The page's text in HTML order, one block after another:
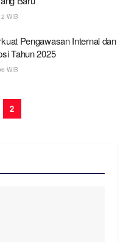
WIB
Pengawasan Internal dan
Tahun 2025
WIB
2